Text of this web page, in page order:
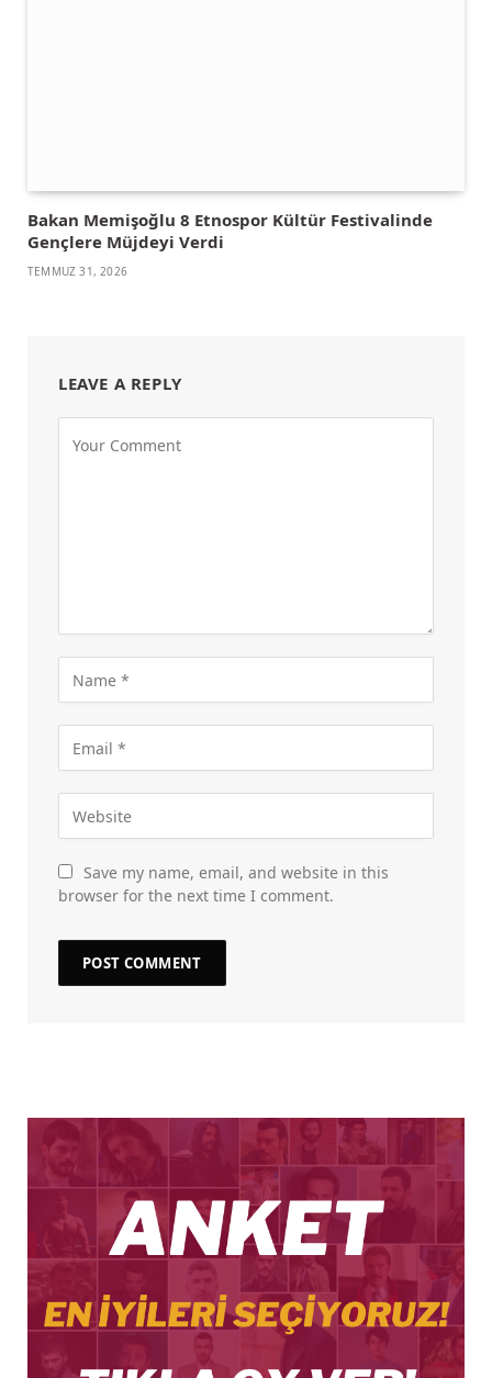
Bakan Memişoğlu 8 Etnospor Kültür Festivalinde
Gençlere Müjdeyi Verdi
TEMMUZ 31, 2026
LEAVE A REPLY
Save my name, email, and website in this
browser for the next time I comment.